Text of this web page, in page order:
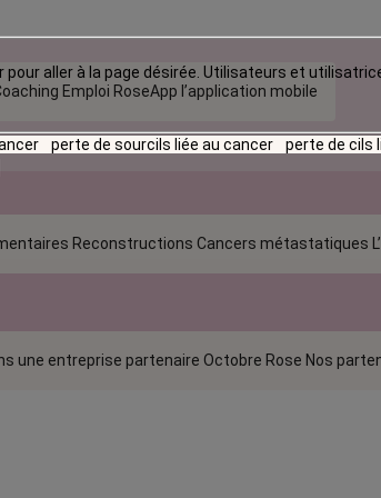
Emploi RoseApp l’application mobile
Reconstructions Cancers métastatiques
une entreprise partenaire Octobre Rose Nos
aller à la page désirée. Utilisateurs et
perte de sourcils liée au cancer perte de cils